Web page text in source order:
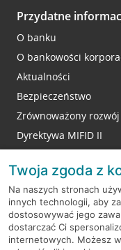
Przydatne
O banku
O bankowości
Aktualności
Bezpieczeństwo
Zrównoważony rozwój
Dyrektywa MIFID II
RODO
Regulamin serwisu
Twoja zgoda z
Na naszych stronach
innych technologii, aby
dostosowywać jego
dostarczać Ci
internetowych. Możesz